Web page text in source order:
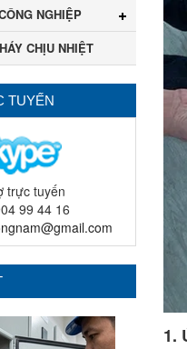
1.
NGHIỆP
CHỊU NHIỆT
TUYẾN
trực tuyến
99 44 16